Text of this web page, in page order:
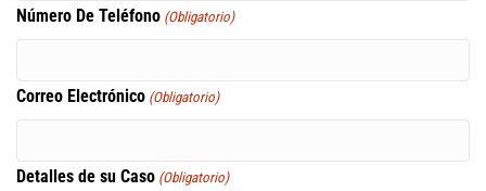
Número De Teléfono (Obligatorio)
Correo Electrónico (Obligatorio)
Detalles de su Caso (Obligatorio)